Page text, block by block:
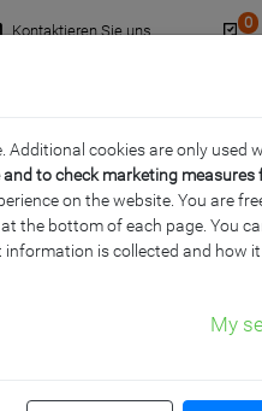
Kontaktieren Sie uns 0
MEDIA-
Additional cookies are only used
to check marketing measures
on the website. You are
the bottom of each page. You
is collected and how
My